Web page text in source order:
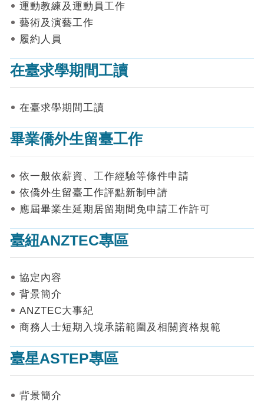
請
表
上
申
請
請
進
詢
見
答
統
數
據
首
網
站
覽
運動教練及運動員工作
藝術及演藝工作
履約人員
在臺求學期間工讀
在臺求學期間工讀
畢業僑外生留臺工作
依一般依薪資、工作經驗等條件申請
依僑外生留臺工作評點新制申請
應屆畢業生延期居留期間免申請工作許可
臺紐ANZTEC專區
協定內容
背景簡介
ANZTEC大事紀
商務人士短期入境承諾範圍及相關資格規範
臺星ASTEP專區
背景簡介